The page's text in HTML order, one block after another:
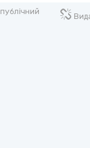
публічний